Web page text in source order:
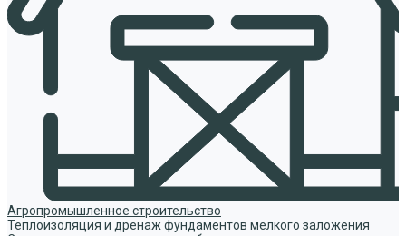
Агропромышленное строительство
Теплоизоляция и дренаж фундаментов мелкого заложения